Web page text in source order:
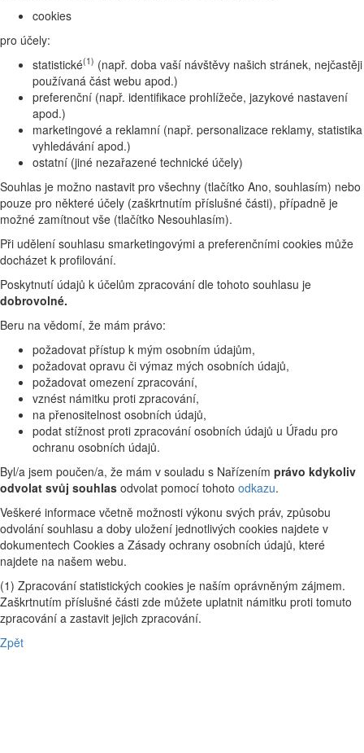
cookies
pro účely:
statistické(1) (např. doba vaší návštěvy našich stránek, nejčastěji
používaná část webu apod.)
preferenční (např. identifikace prohlížeče, jazykové nastavení
apod.)
marketingové a reklamní (např. personalizace reklamy, statistika
vyhledávání apod.)
ostatní (jiné nezařazené technické účely)
Souhlas je možno nastavit pro všechny (tlačítko Ano, souhlasím) nebo
pouze pro některé účely (zaškrtnutím příslušné části), případně je
možné zamítnout vše (tlačítko Nesouhlasím).
Při udělení souhlasu smarketingovými a preferenčními cookies může
docházet k profilování.
Poskytnutí údajů k účelům zpracování dle tohoto souhlasu je
dobrovolné.
Beru na vědomí, že mám právo:
požadovat přístup k mým osobním údajům,
požadovat opravu či výmaz mých osobních údajů,
požadovat omezení zpracování,
vznést námitku proti zpracování,
na přenositelnost osobních údajů,
podat stížnost proti zpracování osobních údajů u Úřadu pro
ochranu osobních údajů.
Byl/a jsem poučen/a, že mám v souladu s Nařízením právo kdykoliv
odvolat svůj souhlas odvolat pomocí tohoto odkazu.
Veškeré informace včetně možnosti výkonu svých práv, způsobu
odvolání souhlasu a doby uložení jednotlivých cookies najdete v
dokumentech Cookies a Zásady ochrany osobních údajů, které
najdete na našem webu.
(1) Zpracování statistických cookies je naším oprávněným zájmem.
Zaškrtnutím příslušné části zde můžete uplatnit námitku proti tomuto
zpracování a zastavit jejich zpracování.
Zpět